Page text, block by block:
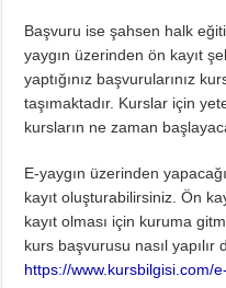
Başvuru ise şahsen halk
yaygın üzerinden ön kayıt
yaptığınız başvurularınız
taşımaktadır. Kurslar için
kursların ne zaman
E-yaygın üzerinden
kayıt oluşturabilirsiniz. Ön
kayıt olması için kuruma
kurs başvurusu nasıl
https://www.kursbilgisi.com/